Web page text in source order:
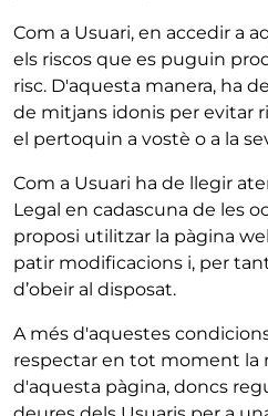
Com a Usuari, en accedir a
els riscos que es puguin
risc. D'aquesta manera, ha
de mitjans idonis per evitar
el pertoquin a vostè o a la
Com a Usuari ha de llegir
Legal en cadascuna de les
proposi utilitzar la pàgina
patir modificacions i, per
d’obeir al disposat.
A més d'aquestes
respectar en tot moment la
d'aquesta pàgina, doncs